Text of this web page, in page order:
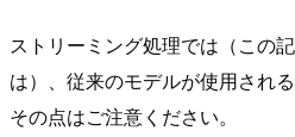
ストリーミング処理では（この
は）、従来のモデルが使用され
その点はご注意ください。